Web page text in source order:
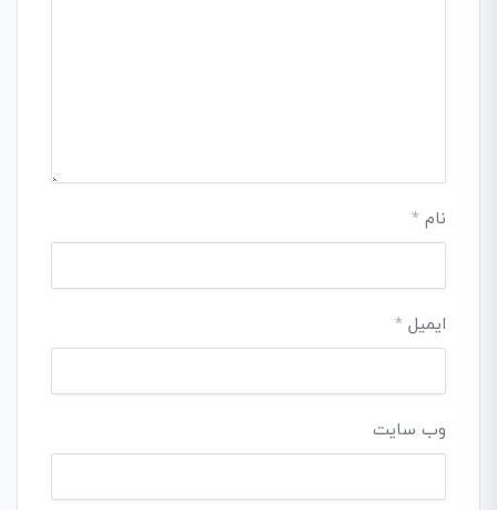
نام *
ایمیل *
وب‌ سایت